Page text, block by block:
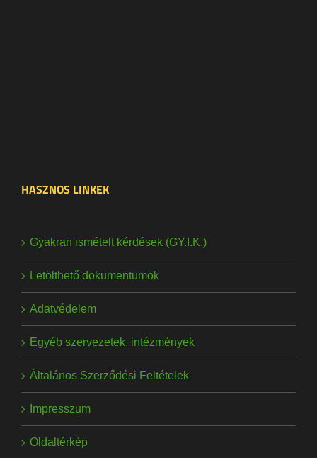
HASZNOS LINKEK
Gyakran ismételt kérdések (GY.I.K.)
Letölthető dokumentumok
Adatvédelem
Egyéb szervezetek, intézmények
Általános Szerződési Feltételek
Impresszum
Oldaltérkép